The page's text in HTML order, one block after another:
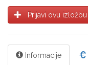
Prijavi ovu izložbu
Informacije